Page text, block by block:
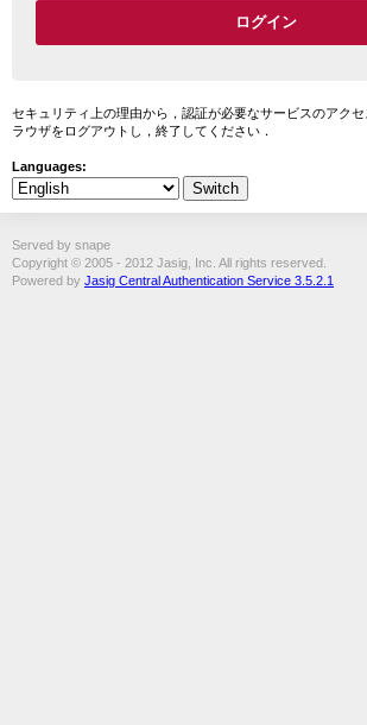
セキュリティ上の理由から，認証が必要なサービスのアク
ラウザをログアウトし，終了してください．
Languages:
Served by snape
Copyright © 2005 - 2012 Jasig, Inc. All rights reserved.
Powered by Jasig Central Authentication Service 3.5.2.1